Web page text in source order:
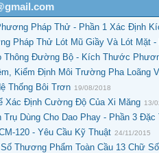
Pháp Thử - Phần 1 Xác Định
Pháp Thử Lót Mũ Giầy Và Lót Mặt
Thông Đường Bộ - Kích Thước
Kiểm Định Môi Trường Pha Loãng
Thống Bôi Trơn 19/08/2018
Xác Định Cường Độ Của Xi Măng 13/
Trụ Dùng Cho Dao Phay - Phần 3
120 - Yêu Cầu Kỹ Thuật 24/11/2015
Thương Phẩm Toàn Cầu 13 Chữ